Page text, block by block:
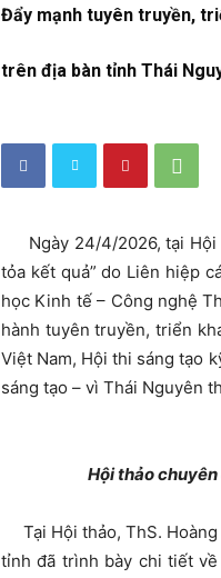
Đẩy mạnh tuyên truyền,
trên địa bàn tỉnh Thái
Ngày 24/4/2026, tại Hội
tỏa kết quả” do Liên hiệp
học Kinh tế – Công nghệ
hành tuyên truyền, triển
Việt Nam, Hội thi sáng tạo
sáng tạo – vì Thái Nguyên
Hội thảo
Tại Hội thảo, ThS. Hoàng
tỉnh đã trình bày chi tiết